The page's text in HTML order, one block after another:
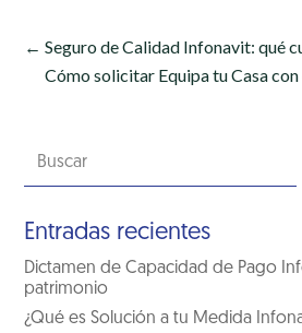
←Seguro de Calidad Infonavit: qué
Cómo solicitar Equipa tu Casa
Entradas recientes
Dictamen de Capacidad de Pago
patrimonio
¿Qué es Solución a tu Medida